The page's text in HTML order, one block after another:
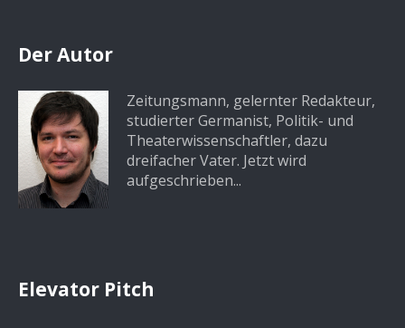
Der Autor
Zeitungsmann, gelernter Redakteur,
studierter Germanist, Politik- und
Theaterwissenschaftler, dazu
dreifacher Vater. Jetzt wird
aufgeschrieben...
Elevator Pitch